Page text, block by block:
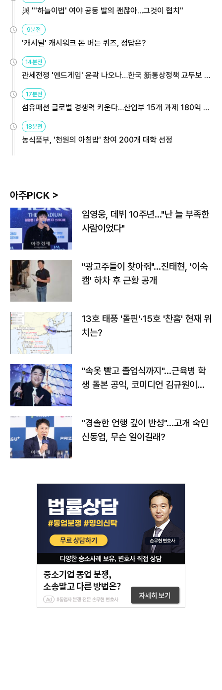
與 "'하늘이법' 여야 공동 발의 괜찮아…그것이 협치"
9분전
'캐시딜' 캐시워크 돈 버는 퀴즈, 정답은?
14분전
관세전쟁 '엔드게임' 윤곽 나오나…한국 新통상정책 교두보 활
17분전
섬유패션 글로벌 경쟁력 키운다…산업부 15개 과제 180억 지
18분전
농식품부, '천원의 아침밥' 참여 200개 대학 선정
아주PICK >
임영웅, 데뷔 10주년…"난 늘 부족한
사람이었다"
"광고주들이 찾아줘"…진태현, '이숙
캠' 하차 후 근황 공개
13호 태풍 '돌핀'·15호 '찬홈' 현재 위
치는?
"속옷 빨고 졸업식까지"…근육병 학
생 돌본 공익, 코미디언 김규원이었
"경솔한 언행 깊이 반성"…고개 숙인
신동엽, 무슨 일이길래?